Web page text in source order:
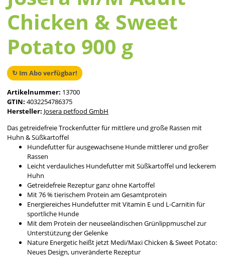
Chicken & Sweet
Potato 900 g
↻ Im Abo verfügbar!
Artikelnummer: 13700
GTIN: 4032254786375
Hersteller: Josera petfood GmbH
Das getreidefreie Trockenfutter für mittlere und große Rassen mit
Huhn & Süßkartoffel
Hundefutter für ausgewachsene Hunde mittlerer und großer
Rassen
Leicht verdauliches Hundefutter mit Süßkartoffel und leckerem
Huhn
Getreidefreie Rezeptur ganz ohne Kartoffel
Mit 76 % tierischem Protein am Gesamtprotein
Energiereiches Hundefutter mit Vitamin E und L-Carnitin für
sportliche Hunde
Mit dem Protein der neuseeländischen Grünlippmuschel zur
Unterstützung der Gelenke
Nature Energetic heißt jetzt Medi/Maxi Chicken & Sweet Potato:
Neues Design, unveränderte Rezeptur